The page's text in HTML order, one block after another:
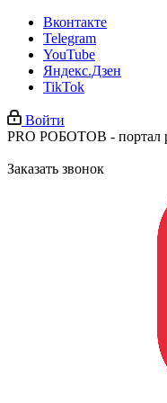
Вконтакте
Telegram
YouTube
Яндекс.Дзен
TikTok
Войти
PRO РОБОТОВ - портал
Заказать звонок